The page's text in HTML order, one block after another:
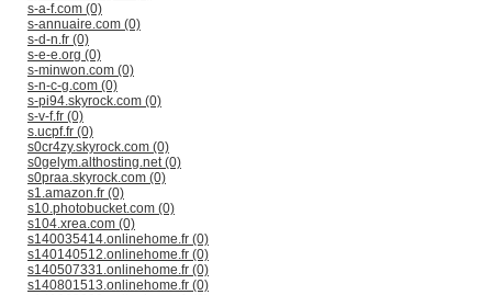
s-a-f.com (0)
s-annuaire.com (0)
s-d-n.fr (0)
s-e-e.org (0)
s-minwon.com (0)
s-n-c-g.com (0)
s-pi94.skyrock.com (0)
s-v-f.fr (0)
s.ucpf.fr (0)
s0cr4zy.skyrock.com (0)
s0gelym.althosting.net (0)
s0praa.skyrock.com (0)
s1.amazon.fr (0)
s10.photobucket.com (0)
s104.xrea.com (0)
s140035414.onlinehome.fr (0)
s140140512.onlinehome.fr (0)
s140507331.onlinehome.fr (0)
s140801513.onlinehome.fr (0)